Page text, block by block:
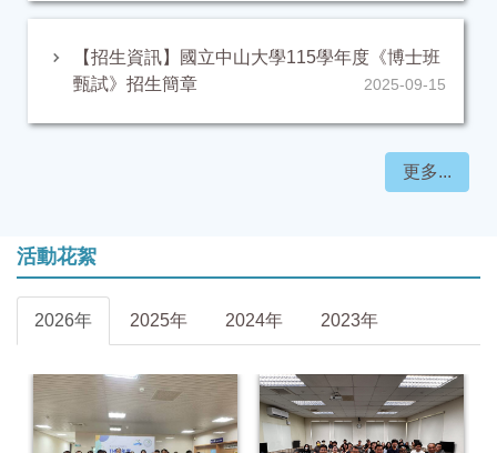
【招生資訊】國立中山大學115學年度《博士班
甄試》招生簡章
2025-09-15
更多...
活動花絮
2026年 2025年 2024年 2023年